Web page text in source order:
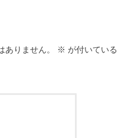
ありません。 ※ が付いている